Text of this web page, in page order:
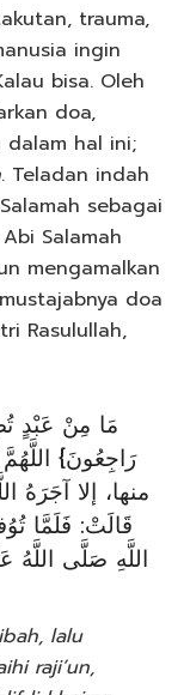
trauma,
ingin
bisa. Oleh
doa,
dalam hal ini;
. Teladan indah
sebagai
Salamah
mengamalkan
doa
Rasulullah,
رَاجِعُونَ}
منها، إلا آجَرَهُ
قَالَتْ: فَلَمَّا
اللَّهِ صَلَّى اللَّهُ
lalu
raji’un,